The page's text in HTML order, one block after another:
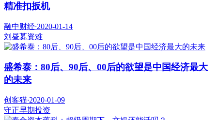
精准扣扳机
融中财经·2020-01-14
刘昼募资难
盛希泰：80后、90后、00后的欲望是中国经济最大
的未来
创客猫·2020-01-09
守正早期投资